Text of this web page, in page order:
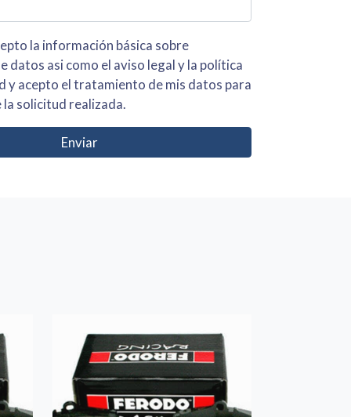
sobre
legal y la política
solicitud realizada.
Enviar